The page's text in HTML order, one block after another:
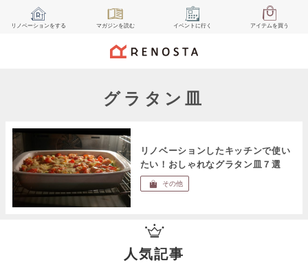
リノベーションをする マガジンを読む イベント に行く アイテムを買う
グラタン皿
リノベーションしたキッチンで使い
たい！おしゃれなグラタン皿７選
その他
人気記事